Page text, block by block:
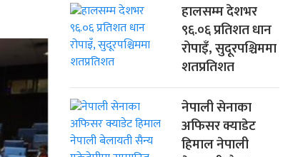
हालसम्म देशभर
९६.०६ प्रतिशत धान
रोपाइँ, सुदूरपश्चिममा
शतप्रतिशत
नेपाली सेनाका
अफिसर क्याडेट
हिमाल नेपाली